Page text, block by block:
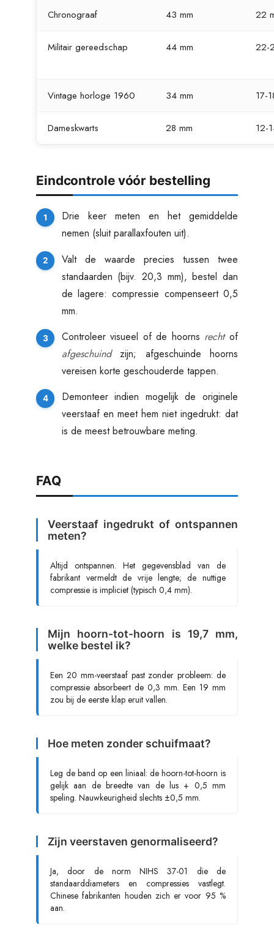
Chronograaf 43 mm 22
Militair gereedschap 44 mm 22-
Vintage horloge 1960 34 mm 17-
Dameskwarts 28 mm 12-
Eindcontrole vóór bestelling
Drie keer meten en het gemiddelde
nemen (sluit parallaxfouten uit).
Valt de waarde precies tussen twee
standaarden (bijv. 20,3 mm), bestel dan
de lagere: compressie compenseert 0,5
mm.
Controleer visueel of de hoorns rechtof
afgeschuindzijn; afgeschuinde hoorns
vereisen korte geschouderde tappen.
Demonteer indien mogelijk de originele
veerstaaf en meet hem niet ingedrukt: dat
is de meest betrouwbare meting.
FAQ
Veerstaaf ingedrukt of ontspannen
meten?
Altijd ontspannen. Het gegevensblad van de
fabrikant vermeldt de vrije lengte; de nuttige
compressie is impliciet (typisch 0,4 mm).
Mijn hoorn-tot-hoorn is 19,7 mm,
welke bestel ik?
Een 20 mm-veerstaaf past zonder probleem: de
compressie absorbeert de 0,3 mm. Een 19 mm
zou bij de eerste klap eruit vallen.
Hoe meten zonder schuifmaat?
Leg de band op een liniaal: de hoorn-tot-hoorn is
gelijk aan de breedte van de lus + 0,5 mm
speling. Nauwkeurigheid slechts ±0,5 mm.
Zijn veerstaven genormaliseerd?
Ja, door de norm NIHS 37-01 die de
standaarddiameters en compressies vastlegt.
Chinese fabrikanten houden zich er voor 95 %
aan.